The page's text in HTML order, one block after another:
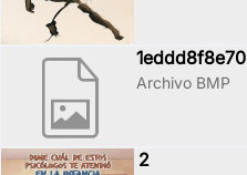
Archivo BMP
2